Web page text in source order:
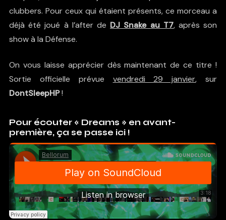
clubbers. Pour ceux qui étaient présents, ce morceau a
déjà été joué à l’after de DJ Snake au T7, après son
show à la Défense.
On vous laisse apprécier dès maintenant de ce titre !
Sortie officielle prévue vendredi 29 janvier, sur
DontSleepHP!
Pour écouter « Dreams » en avant-
première, ça se passe ici !